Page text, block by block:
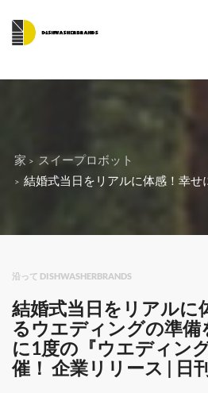
家
スイープロボット
結婚式当日をリアルに体感！幸せ
沿って DISHWASHERBRANDS
結婚式当日をリアルに
るウエディングの準備
に1度の『ウエディン
催！ 企業リリース | 日